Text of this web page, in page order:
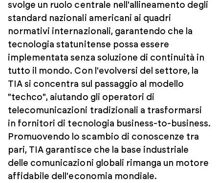
svolge un ruolo centrale nell'allineamento degli
standard nazionali americani ai quadri
normativi internazionali, garantendo che la
tecnologia statunitense possa essere
implementata senza soluzione di continuità in
tutto il mondo. Con l'evolversi del settore, la
TIA si concentra sul passaggio al modello
"techco", aiutando gli operatori di
telecomunicazioni tradizionali a trasformarsi
in fornitori di tecnologia business-to-business.
Promuovendo lo scambio di conoscenze tra
pari, TIA garantisce che la base industriale
delle comunicazioni globali rimanga un motore
affidabile dell'economia mondiale.